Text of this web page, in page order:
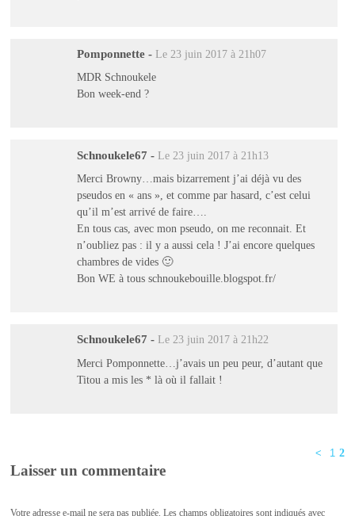
Pomponnette - Le 23 juin 2017 à 21h07
MDR Schnoukele
Bon week-end ?
Schnoukele67 - Le 23 juin 2017 à 21h13
Merci Browny…mais bizarrement j’ai déjà vu des
pseudos en « ans », et comme par hasard, c’est celui
qu’il m’est arrivé de faire….
En tous cas, avec mon pseudo, on me reconnait. Et
n’oubliez pas : il y a aussi cela ! J’ai encore quelques
chambres de vides 🙂
Bon WE à tous schnoukebouille.blogspot.fr/
Schnoukele67 - Le 23 juin 2017 à 21h22
Merci Pomponnette…j’avais un peu peur, d’autant que
Titou a mis les * là où il fallait !
< 1 2
Laisser un commentaire
Votre adresse e-mail ne sera pas publiée. Les champs obligatoires sont indiqués avec